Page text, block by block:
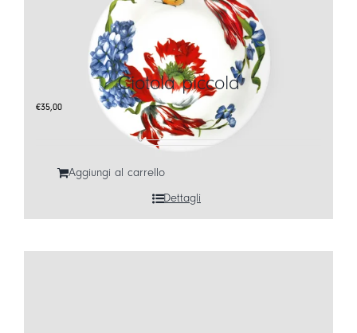
Ciotola piccola
€35,00
Aggiungi al carrello
Dettagli